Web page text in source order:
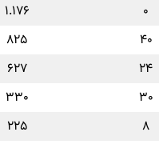
۰
۱.۱۷۶
۴۰
۸۲۵
۲۴
۶۲۷
۳۰
۳۳۰
۸
۲۲۵